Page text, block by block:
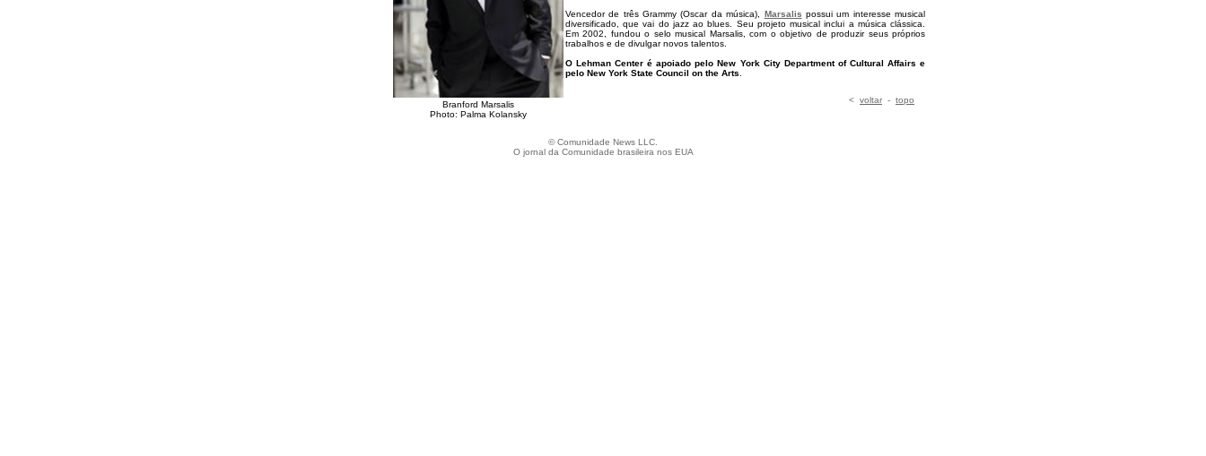
Branford Marsalis
Photo: Palma Kolansky
Vencedor de três Grammy (Oscar da música), Marsalis possui um interesse musical
diversificado, que vai do jazz ao blues. Seu projeto musical inclui a música clássica.
Em 2002, fundou o selo musical Marsalis, com o objetivo de produzir seus próprios
trabalhos e de divulgar novos talentos.
O Lehman Center é apoiado pelo New York City Department of Cultural Affairs e
pelo New York State Council on the Arts
< voltar - topo
© Comunidade News LLC.
O jornal da Comunidade brasileira nos EUA